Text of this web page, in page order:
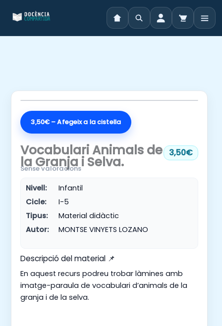
3,50€ – Afegeix a la cistella
Vocabulari Animals de
la Granja i Selva.
3,50€
Sense valoracions
Nivell:
Infantil
Cicle:
I-5
Tipus:
Material didàctic
Autor:
MONTSE VINYETS LOZANO
Descripció del material 📌
En aquest recurs podreu trobar làmines amb
imatge-paraula de vocabulari d’animals de la
granja i de la selva.